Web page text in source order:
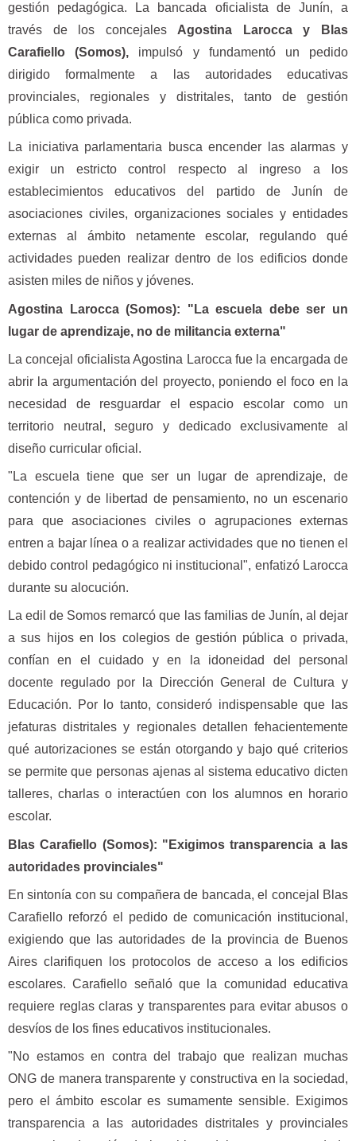
gestión pedagógica. La bancada oficialista de Junín, a
través de los concejales Agostina Larocca y Blas
Carafiello (Somos), impulsó y fundamentó un pedido
dirigido formalmente a las autoridades educativas
provinciales, regionales y distritales, tanto de gestión
pública como privada.
La iniciativa parlamentaria busca encender las alarmas y
exigir un estricto control respecto al ingreso a los
establecimientos educativos del partido de Junín de
asociaciones civiles, organizaciones sociales y entidades
externas al ámbito netamente escolar, regulando qué
actividades pueden realizar dentro de los edificios donde
asisten miles de niños y jóvenes.
Agostina Larocca (Somos): "La escuela debe ser un
lugar de aprendizaje, no de militancia externa"
La concejal oficialista Agostina Larocca fue la encargada de
abrir la argumentación del proyecto, poniendo el foco en la
necesidad de resguardar el espacio escolar como un
territorio neutral, seguro y dedicado exclusivamente al
diseño curricular oficial.
"La escuela tiene que ser un lugar de aprendizaje, de
contención y de libertad de pensamiento, no un escenario
para que asociaciones civiles o agrupaciones externas
entren a bajar línea o a realizar actividades que no tienen el
debido control pedagógico ni institucional", enfatizó Larocca
durante su alocución.
La edil de Somos remarcó que las familias de Junín, al dejar
a sus hijos en los colegios de gestión pública o privada,
confían en el cuidado y en la idoneidad del personal
docente regulado por la Dirección General de Cultura y
Educación. Por lo tanto, consideró indispensable que las
jefaturas distritales y regionales detallen fehacientemente
qué autorizaciones se están otorgando y bajo qué criterios
se permite que personas ajenas al sistema educativo dicten
talleres, charlas o interactúen con los alumnos en horario
escolar.
Blas Carafiello (Somos): "Exigimos transparencia a las
autoridades provinciales"
En sintonía con su compañera de bancada, el concejal Blas
Carafiello reforzó el pedido de comunicación institucional,
exigiendo que las autoridades de la provincia de Buenos
Aires clarifiquen los protocolos de acceso a los edificios
escolares. Carafiello señaló que la comunidad educativa
requiere reglas claras y transparentes para evitar abusos o
desvíos de los fines educativos institucionales.
"No estamos en contra del trabajo que realizan muchas
ONG de manera transparente y constructiva en la sociedad,
pero el ámbito escolar es sumamente sensible. Exigimos
transparencia a las autoridades distritales y provinciales